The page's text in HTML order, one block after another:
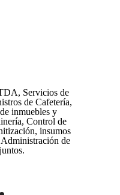
Servicios de
de Cafetería,
inmuebles y
Control de
insumos
de